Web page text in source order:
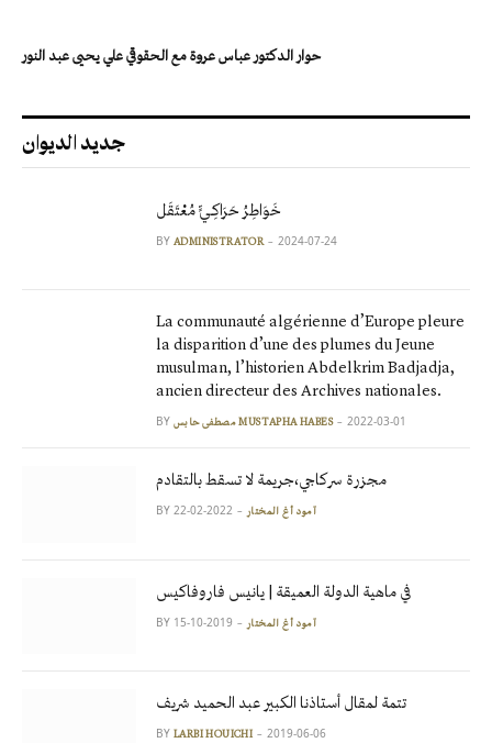
حوار الدكتور عباس عروة مع الحقوقي علي يحيى عبد النور
جديد الديوان
خَوَاطِرُ حَرَاكِـيٍّ مُعْتَقَل
BY ADMINISTRATOR 2024-07-24
La communauté algérienne d’Europe pleure
la disparition d’une des plumes du Jeune
musulman, l’historien Abdelkrim Badjadja,
ancien directeur des Archives nationales.
BY مصطفى حابس MUSTAPHA HABES 2022-03-01
مجزرة سركاجي،جريمة لا تسقط بالتقادم
BY آمود أغ المختار 2022-02-22
في ماهية الدولة العميقة | يانيس فاروفاكيس
BY آمود أغ المختار 2019-10-15
تتمة لمقال أستاذنا الكبير عبد الحميد شريف
BY LARBI HOUICHI 2019-06-06